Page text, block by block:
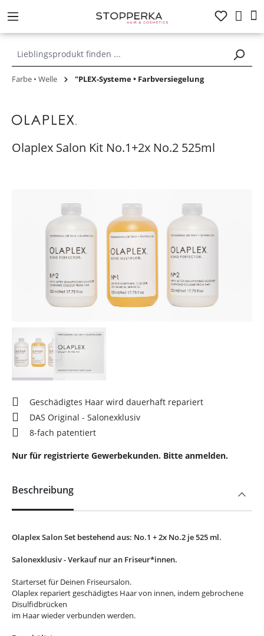
springen
Farbe • Welle "PLEX-Systeme • Farbversiegelung
Olaplex Salon Kit No.1+2x No.2 525ml
Geschädigtes Haar wird dauerhaft repariert
DAS Original - Salonexklusiv
8-fach patentiert
Nur für registrierte Gewerbekunden. Bitte anmelden.
Beschreibung
Olaplex Salon Set bestehend aus: No.1 + 2x No.2 je 525 ml.
Salonexklusiv - Verkauf nur an Friseur*innen.
Starterset für Deinen Friseursalon.
Olaplex repariert geschädigtes Haar von innen, indem gebrochene
Disulfidbrücken
im Haar wieder verbunden werden.